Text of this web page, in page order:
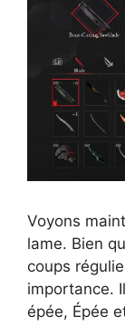
Voyons
lame. Bien
coups
importance.
épée, Épée